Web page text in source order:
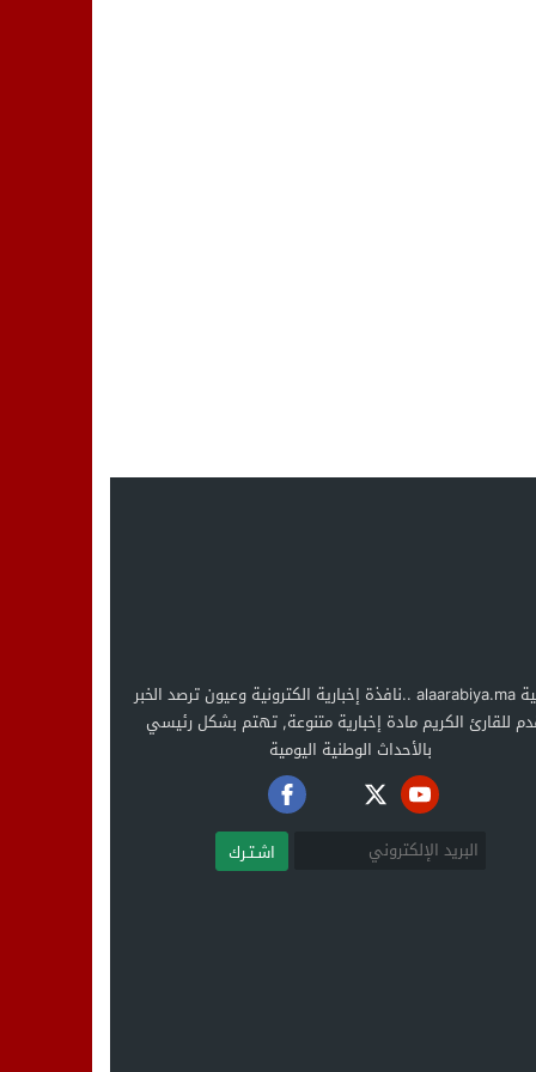
العربية alaarabiya.ma ..نافذة إخبارية الكترونية وعيون ترصد الخبر
للقارئ الكريم مادة إخبارية متنوعة, تهتم بشكل رئيسي
بالأحداث الوطنية اليومية
اشـتـرك